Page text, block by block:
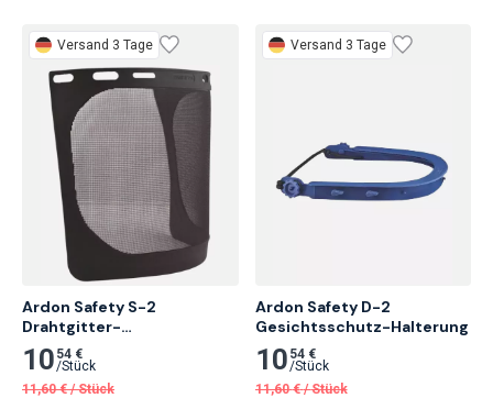
Versand 3 Tage
Ardon Safety S-2
Drahtgitter-
Gesichtsschutz
10 54 €
/Stück
11,60 € /Stück
Versand 3 Tage
Ardon Safety D-2
Gesichtsschutz-Halterung
10 54 €
/Stück
11,60 € /Stück